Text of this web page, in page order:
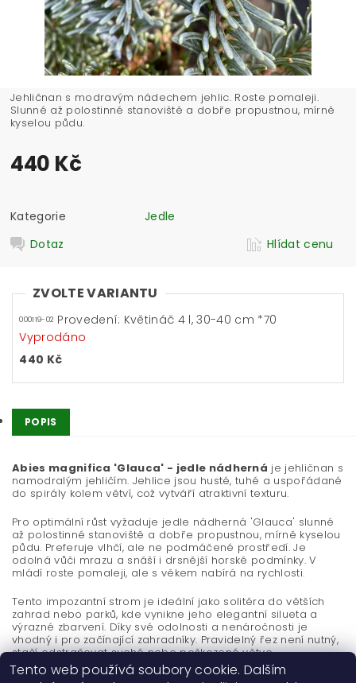
Jehličnan s modravým nádechem jehlic. Roste pomaleji.
Slunné až polostinné stanoviště a dobře propustnou, mírně
kyselou půdu.
440 Kč
Kategorie
Jedle
Dotaz
Hlídat cenu
ZVOLTE VARIANTU
000119-02 Provedení: Květináč 4 l, 30-40 cm *70
Vyprodáno
440 Kč
POPIS
Abies magnifica 'Glauca' - jedle nádherná je jehličnan s
namodralým jehličím. Jehlice jsou husté, tuhé a uspořádané
do spirály kolem větví, což vytváří atraktivní texturu.
Pro optimální růst vyžaduje jedle nádherná 'Glauca' slunné
až polostinné stanoviště a dobře propustnou, mírně kyselou
půdu. Preferuje vlhčí, ale ne podmáčené prostředí. Je
odolná vůči mrazu a snáší i drsnější horské podmínky. V
mládí roste pomaleji, ale s věkem nabírá na rychlosti.
Tento impozantní strom je ideální jako solitéra do větších
zahrad nebo parků, kde vynikne jeho elegantní silueta a
výrazné zbarvení. Díky své odolnosti a nenáročnosti je
vhodný i pro začínající zahradníky. Pravidelný řez není nutný,
stačí odstraňovat suché nebo poškozené větve.
Tento web používá soubory cookie. Dalším